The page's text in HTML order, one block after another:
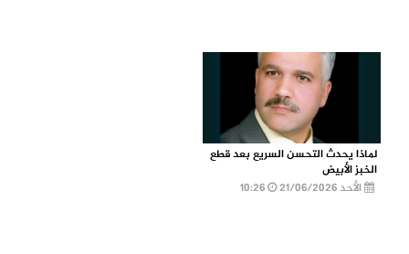
لماذا يحدث التحسن السريع بعد قطع
الخبز الأبيض
الأحد 21/06/2026